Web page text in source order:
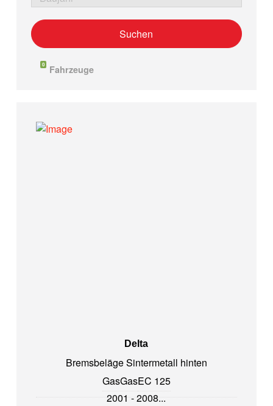
0 Fahrzeuge
Delta
Bremsbeläge Sintermetall hinten
GasGasEC 125
2001 - 2008